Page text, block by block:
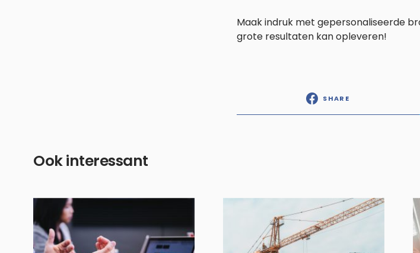
Maak indruk met gepersonaliseerde
grote resultaten kan opleveren!
SHARE
Ook interessant